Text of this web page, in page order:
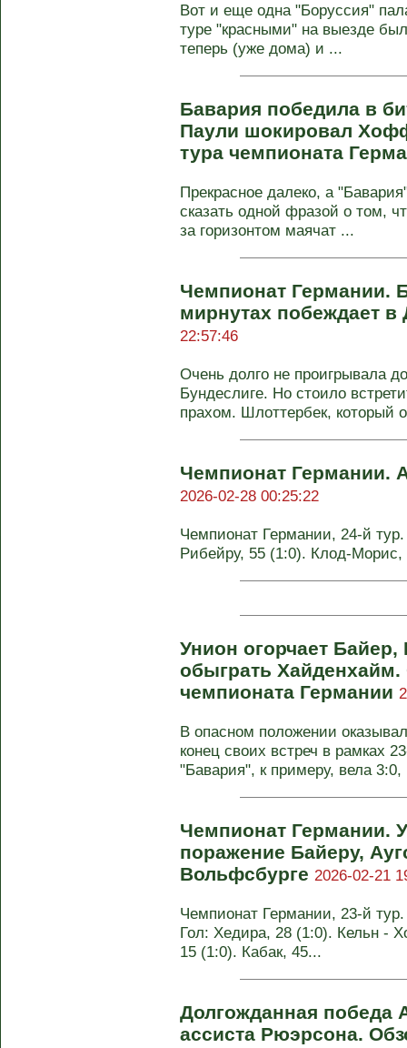
Вот и еще одна "Боруссия"
туре "красными" на выезде
теперь (уже дома) и ...
Бавария победила в
Паули шокировал
тура чемпионата
Прекрасное далеко, а
сказать одной фразой о том,
за горизонтом маячат ...
Чемпионат Германии.
мирнутах побеждает
22:57:46
Очень долго не проигрывала
Бундеслиге. Но стоило
прахом. Шлоттербек, который
Чемпионат Германии.
2026-02-28 00:25:22
Чемпионат Германии, 24-й
Рибейру, 55 (1:0). Клод-
Унион огорчает Байер,
обыграть Хайденхайм.
чемпионата Германии
В опасном положении
конец своих встреч в рамках
"Бавария", к примеру, вела 3:0,
Чемпионат Германии.
поражение Байеру,
Вольфсбурге 2026-02-21
Чемпионат Германии, 23-й
Гол: Хедира, 28 (1:0). Кельн -
15 (1:0). Кабак, 45...
Долгожданная победа
ассиста Рюэрсона.